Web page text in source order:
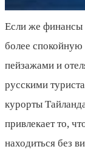
Если же финансы
более
пейзажами и
русскими
курорты
привлекает то,
находиться без